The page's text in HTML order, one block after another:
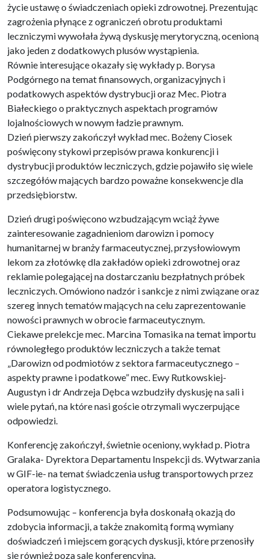
życie ustawę o świadczeniach opieki zdrowotnej. Prezentując
zagrożenia płynące z ograniczeń obrotu produktami
leczniczymi wywołała żywą dyskusję merytoryczną, ocenioną
jako jeden z dodatkowych plusów wystąpienia.
Równie interesujące okazały się wykłady p. Borysa
Podgórnego na temat finansowych, organizacyjnych i
podatkowych aspektów dystrybucji oraz Mec. Piotra
Białeckiego o praktycznych aspektach programów
lojalnościowych w nowym ładzie prawnym.
Dzień pierwszy zakończył wykład mec. Bożeny Ciosek
poświęcony stykowi przepisów prawa konkurencji i
dystrybucji produktów leczniczych, gdzie pojawiło się wiele
szczegółów mających bardzo poważne konsekwencje dla
przedsiębiorstw.
Dzień drugi poświęcono wzbudzającym wciąż żywe
zainteresowanie zagadnieniom darowizn i pomocy
humanitarnej w branży farmaceutycznej, przysłowiowym
lekom za złotówkę dla zakładów opieki zdrowotnej oraz
reklamie polegającej na dostarczaniu bezpłatnych próbek
leczniczych. Omówiono nadzór i sankcje z nimi związane oraz
szereg innych tematów mających na celu zaprezentowanie
nowości prawnych w obrocie farmaceutycznym.
Ciekawe prelekcje mec. Marcina Tomasika na temat importu
równoległego produktów leczniczych a także temat
„Darowizn od podmiotów z sektora farmaceutycznego –
aspekty prawne i podatkowe” mec. Ewy Rutkowskiej-
Augustyn i dr Andrzeja Dębca wzbudziły dyskusję na sali i
wiele pytań, na które nasi goście otrzymali wyczerpujące
odpowiedzi.
Konferencję zakończył, świetnie oceniony, wykład p. Piotra
Gralaka- Dyrektora Departamentu Inspekcji ds. Wytwarzania
w GIF-ie- na temat świadczenia usług transportowych przez
operatora logistycznego.
Podsumowując – konferencja była doskonałą okazją do
zdobycia informacji, a także znakomitą formą wymiany
doświadczeń i miejscem gorących dyskusji, które przenosiły
się również poza salę konferencyjną.